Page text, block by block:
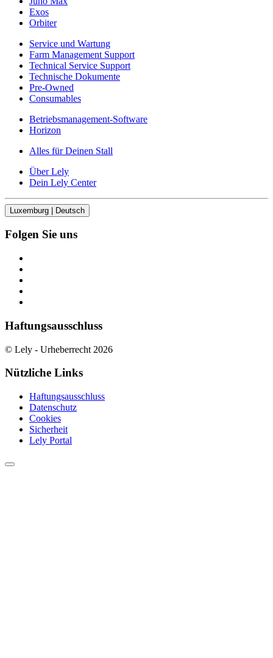
Exos
Orbiter
Service und Wartung
Farm Management Support
Technical Service Support
Technische Dokumente
Pre-Owned
Consumables
Betriebsmanagement-Software
Horizon
Alles für Deinen Stall
Über Lely
Dein Lely Center
Luxemburg | Deutsch
Folgen Sie uns
Haftungsausschluss
© Lely - Urheberrecht 2026
Nützliche Links
Haftungsausschluss
Datenschutz
Cookies
Sicherheit
Lely Portal